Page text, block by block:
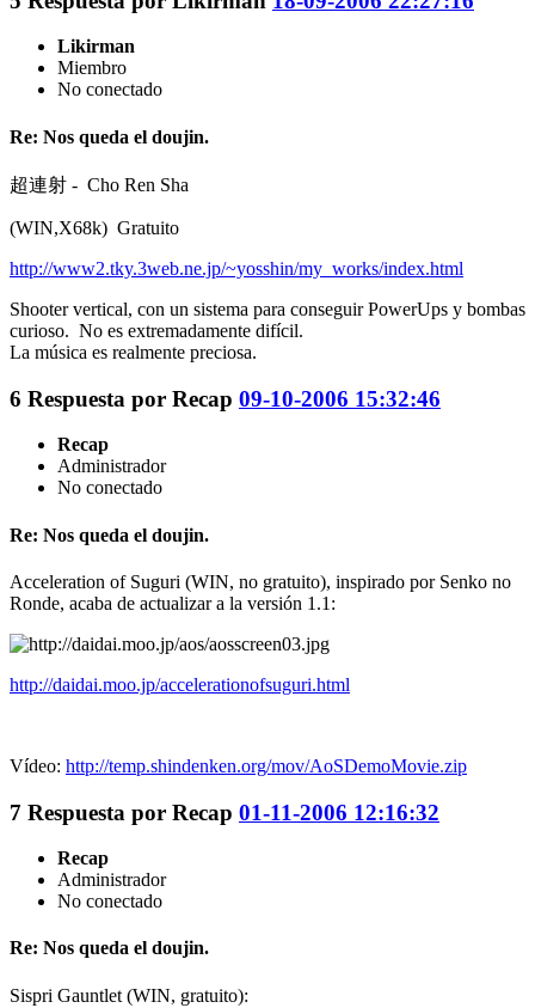
Likirman
Miembro
No conectado
Re: Nos queda el doujin.
超連射 - Cho Ren Sha
(WIN,X68k) Gratuito
http://www2.tky.3web.ne.jp/~yosshin/my_works/index.html
Shooter vertical, con un sistema para conseguir PowerUps y bombas
curioso. No es extremadamente difícil.
La música es realmente preciosa.
6 Respuesta por Recap 09-10-2006 15:32:46
Recap
Administrador
No conectado
Re: Nos queda el doujin.
Acceleration of Suguri (WIN, no gratuito), inspirado por Senko no
Ronde, acaba de actualizar a la versión 1.1:
http://daidai.moo.jp/accelerationofsuguri.html
Vídeo: http://temp.shindenken.org/mov/AoSDemoMovie.zip
7 Respuesta por Recap 01-11-2006 12:16:32
Recap
Administrador
No conectado
Re: Nos queda el doujin.
Sispri Gauntlet (WIN, gratuito):